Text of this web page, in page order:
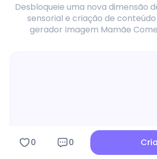
Desbloqueie uma nova dimensão
sensorial e criação de
gerador Imagem Mamãe
0 0